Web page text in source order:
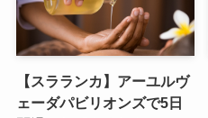
【スラランカ】アーユルヴ
ェーダパビリオンズで5日